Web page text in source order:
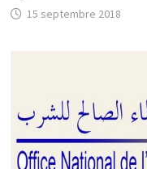
15 septembre 2018